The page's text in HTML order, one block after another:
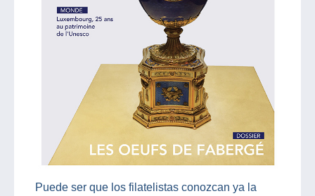
Puede ser que los filatelistas conozcan ya la